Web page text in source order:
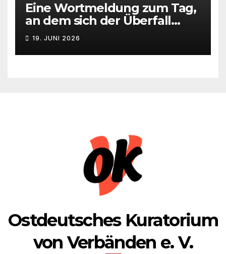
Eine Wortmeldung zum Tag,
an dem sich der Überfall
Deutschlands auf die UdSSR
1941 zum 85. Male jährt
19. JUNI 2026
Ostdeutsches Kuratorium
von Verbänden e. V.